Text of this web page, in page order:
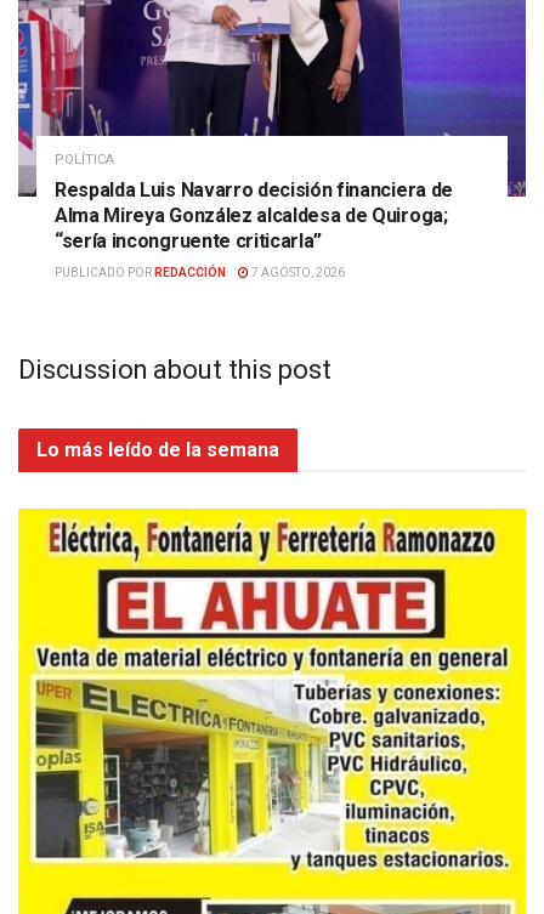
POLÍTICA
Respalda Luis Navarro decisión financiera de
Alma Mireya González alcaldesa de Quiroga;
“sería incongruente criticarla”
PUBLICADO POR REDACCIÓN 7 AGOSTO, 2026
Discussion about this post
Lo más leído de la semana